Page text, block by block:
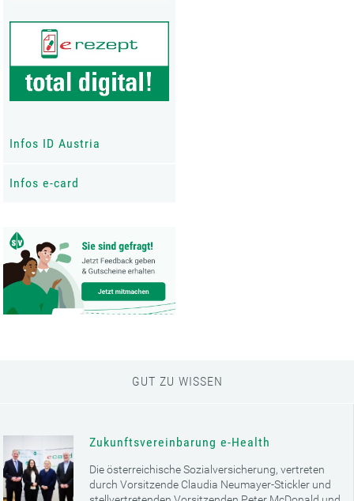
Infos ID Austria
Infos e-card
GUT ZU WISSEN
Zukunftsvereinbarung e-Health
Die österreichische Sozialversicherung, vertreten
durch Vorsitzende Claudia Neumayer-Stickler und